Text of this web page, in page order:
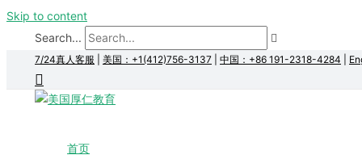
Skip to content
Search...
7/24真人客服 美国：+1(412)756-3137 中国：+86 191-2318-4284
首页